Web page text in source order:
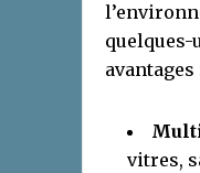
avantages
vitres,